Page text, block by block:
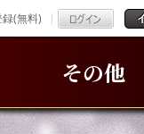
(無料)
その他